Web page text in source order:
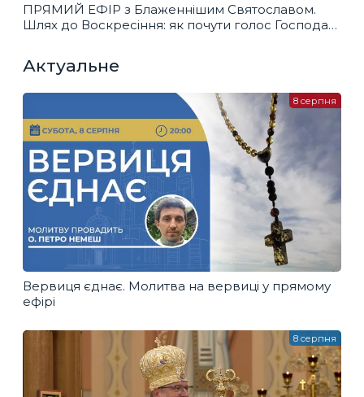
ПРЯМИЙ ЕФІР з Блаженнішим Святославом.
Шлях до Воскресіння: як почути голос Господа
Актуальне
Вервиця єднає. Молитва на вервиці у прямому
ефірі
8 серпня
8 серпня